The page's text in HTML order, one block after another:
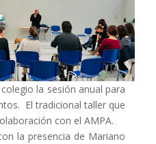
la sesión anual para
El tradicional taller que
con el AMPA.
la presencia de Mariano